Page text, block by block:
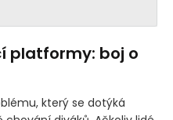
platformy: boj o
který se dotýká